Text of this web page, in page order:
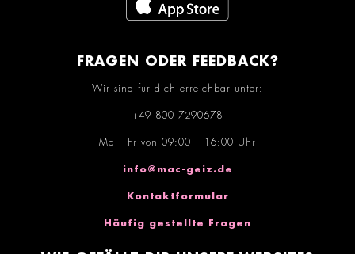
FRAGEN ODER FEEDBACK?
Wir sind für dich erreichbar unter:
+49 800 7290678
Mo – Fr von 09:00 – 16:00 Uhr
info@mac-geiz.de
Kontaktformular
Häufig gestellte Fragen